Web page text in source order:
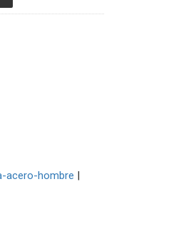
acero-hombre |